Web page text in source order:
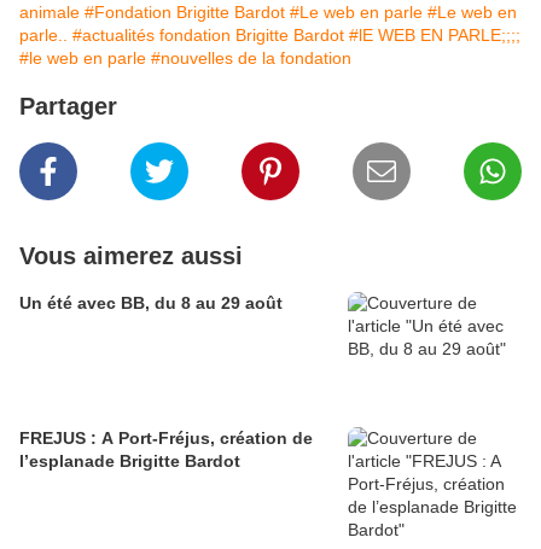
animale #Fondation Brigitte Bardot #Le web en parle #Le web en
parle..
#actualités fondation Brigitte Bardot #lE WEB EN PARLE;;;;
#le web en parle #nouvelles de la fondation
Partager
Vous aimerez aussi
Un été avec BB, du 8 au 29 août
FREJUS : A Port-Fréjus, création de
l’esplanade Brigitte Bardot